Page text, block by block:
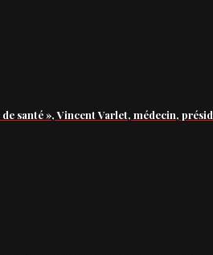
santé », Vincent Varlet, médecin,